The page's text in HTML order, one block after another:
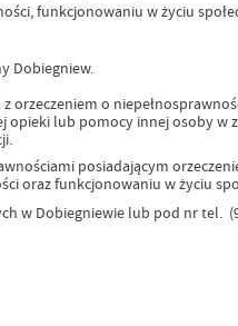
funkcjonowaniu w życiu
Dobiegniew.
orzeczeniem o
opieki lub pomocy innej osoby
posiadającym
oraz funkcjonowaniu w życiu
w Dobiegniewie lub pod nr tel.